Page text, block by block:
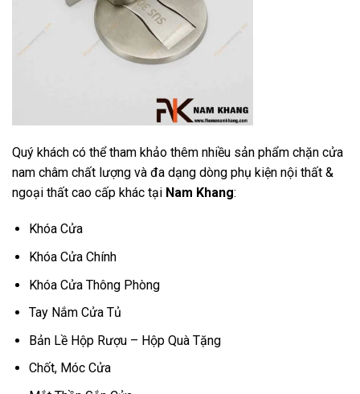
Quý khách có thể tham khảo thêm nhiều sản phẩm chặn cửa
nam châm chất lượng và đa dạng dòng phụ kiện nội thất &
ngoại thất cao cấp khác tại Nam Khang:
Khóa Cửa
Khóa Cửa Chính
Khóa Cửa Thông Phòng
Tay Nắm Cửa Tủ
Bản Lề Hộp Rượu – Hộp Quà Tặng
Chốt, Móc Cửa